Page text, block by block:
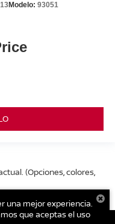
Modelo: 93051
(Opciones, colores,
una mejor experiencia.
que aceptas el uso